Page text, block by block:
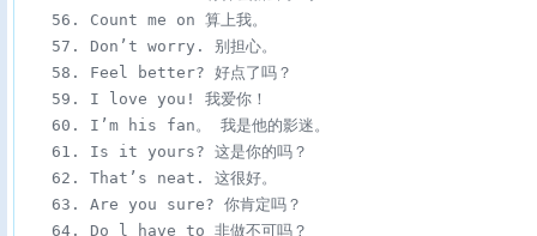
56. Count me on 算上我。
57. Don’t worry. 别担心。
58. Feel better? 好点了吗？
59. I love you! 我爱你！
60. I’m his fan。 我是他的影迷。
61. Is it yours? 这是你的吗？
62. That’s neat. 这很好。
63. Are you sure? 你肯定吗？
64. Do l have to 非做不可吗？